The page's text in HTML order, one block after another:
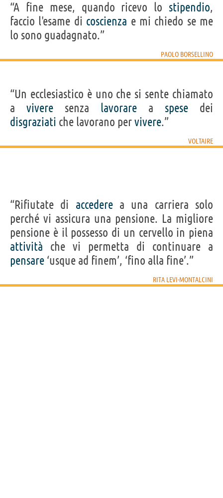
“A fine mese, quando ricevo lo stipendio,
faccio l'esame di coscienza e mi chiedo se me
lo sono guadagnato.”
PAOLO BORSELLINO
“Un ecclesiastico è uno che si sente chiamato
a vivere senza lavorare a spese dei
disgraziati che lavorano pervivere.”
VOLTAIRE
“Rifiutate di accederea una carriera solo
perché vi assicura una pensione. La migliore
pensione è il possesso di un cervello in piena
attività che vi permetta di continuare a
pensare ‘usque ad finem’, ‘fino alla fine’.”
RITA LEVI-MONTALCINI